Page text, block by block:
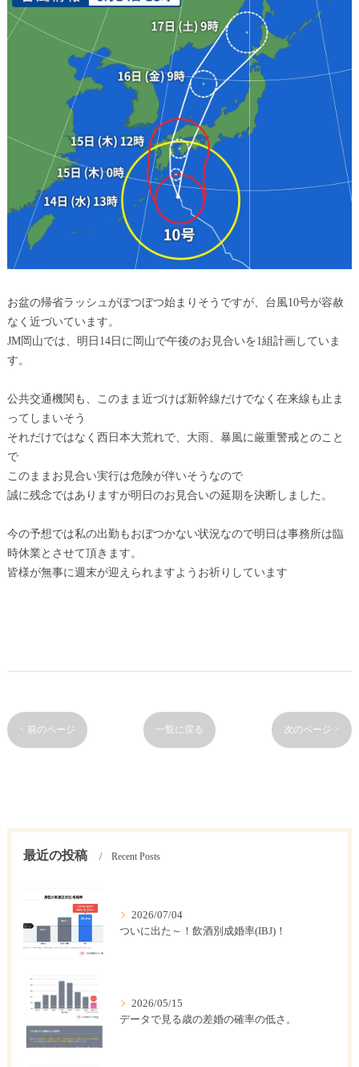
お盆の帰省ラッシュがぼつぼつ始まりそうですが、台風10号が容赦
なく近づいています。
JM岡山では、明日14日に岡山で午後のお見合いを1組計画していま
す。
公共交通機関も、このまま近づけば新幹線だけでなく在来線も止ま
ってしまいそう
それだけではなく西日本大荒れで、大雨、暴風に厳重警戒とのこと
で
このままお見合い実行は危険が伴いそうなので
誠に残念ではありますが明日のお見合いの延期を決断しました。
今の予想では私の出勤もおぼつかない状況なので明日は事務所は臨
時休業とさせて頂きます。
皆様が無事に週末が迎えられますようお祈りしています
< 前のページ 一覧に戻る 次のページ >
最近の投稿 Recent Posts
2026/07/04
ついに出た～！飲酒別成婚率(IBJ)！
2026/05/15
データで見る歳の差婚の確率の低さ。